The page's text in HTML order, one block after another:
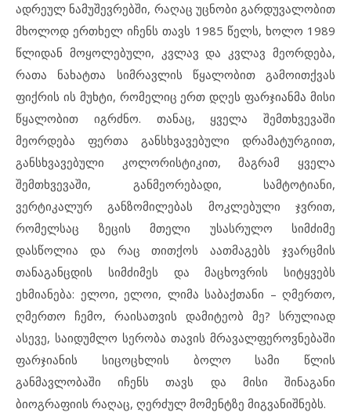
ადრეულ ნამუშევრებში, რაღაც უცნობი გარდუვალობით
მხოლოდ ერთხელ იჩენს თავს 1985 წელს, ხოლო 1989
წლიდან მოყოლებული, კვლავ და კვლავ მეორდება,
რათა ნახატთა სიმრავლის წყალობით გამოითქვას
ფიქრის ის მუხტი, რომელიც ერთ დღეს ფარჯიანმა მისი
წყალობით იგრძნო. თანაც, ყველა შემთხვევაში
მეორდება ფერთა განსხვავებული დრამატურგიით,
განსხვავებული კოლორისტიკით, მაგრამ ყველა
შემთხვევაში, განმეორებადი, სამტოტიანი,
ვერტიკალურ განზომილებას მოკლებული ჯვრით,
რომელსაც ზეცის მთელი უსასრულო სიმძიმე
დასწოლია და რაც თითქოს აათმაგებს ჯვარცმის
თანაგანცდის სიმძიმეს და მაცხოვრის სიტყვებს
ეხმიანება: ელოი, ელოი, ლიმა საბაქთანი – ღმერთო,
ღმერთო ჩემო, რაისათვის დამიტეობ მე? სრულიად
ასევე, საიდუმლო სერობა თავის მრავალფეროვნებაში
ფარჯიანის სიცოცხლის ბოლო სამი წლის
განმავლობაში იჩენს თავს და მისი შინაგანი
ბიოგრაფიის რაღაც, ღერძულ მომენტზე მიგვანიშნებს.